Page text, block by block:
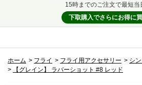
15時までのご注文で最短当
下取購入でさらにお得に
ホーム > フライ > フライ用アクセサリー > シ
>
【グレイン】 ラバーショット #8 レッド